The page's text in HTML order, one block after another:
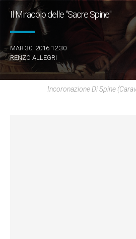
Il Miracolo delle "Sacre Spine"
MAR 30, 2016 12:30
RENZO ALLEGRI
Incoronazione Di Spine